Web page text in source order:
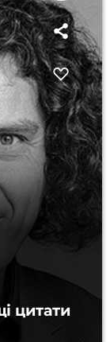
цитати